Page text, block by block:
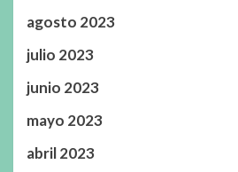
agosto 2023
julio 2023
junio 2023
mayo 2023
abril 2023